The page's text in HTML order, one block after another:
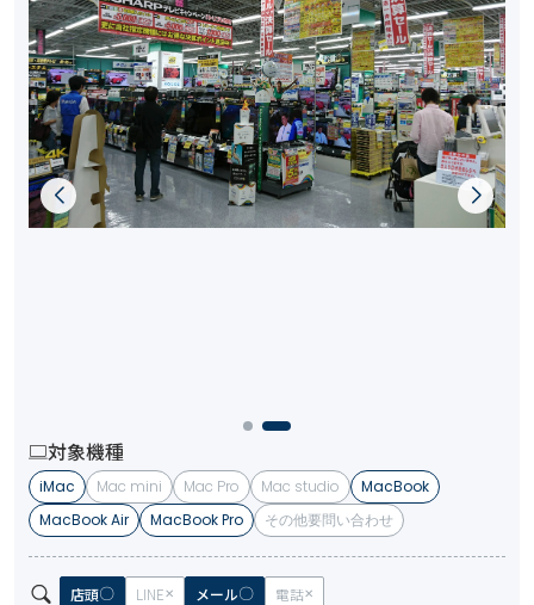
対象機種
iMac Mac mini Mac Pro Mac studio
MacBook
MacBook Air
MacBook Pro その他要問い合わせ
店頭 LINE メール 電話